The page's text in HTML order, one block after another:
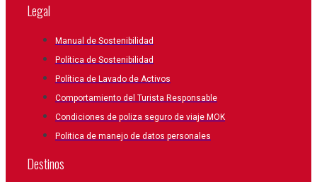
Legal
Manual de Sostenibilidad
Política de Sostenibilidad
Política de Lavado de Activos
Comportamiento del Turista Responsable
Condiciones de poliza seguro de viaje MOK
Politica de manejo de datos personales
Destinos